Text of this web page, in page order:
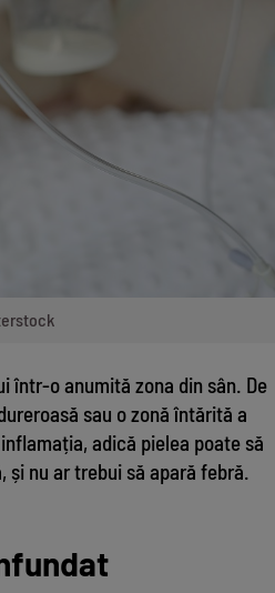
într-o anumită zona din sân. De
sau o zonă întărită a
adică pielea poate să
și nu ar trebui să apară febră.